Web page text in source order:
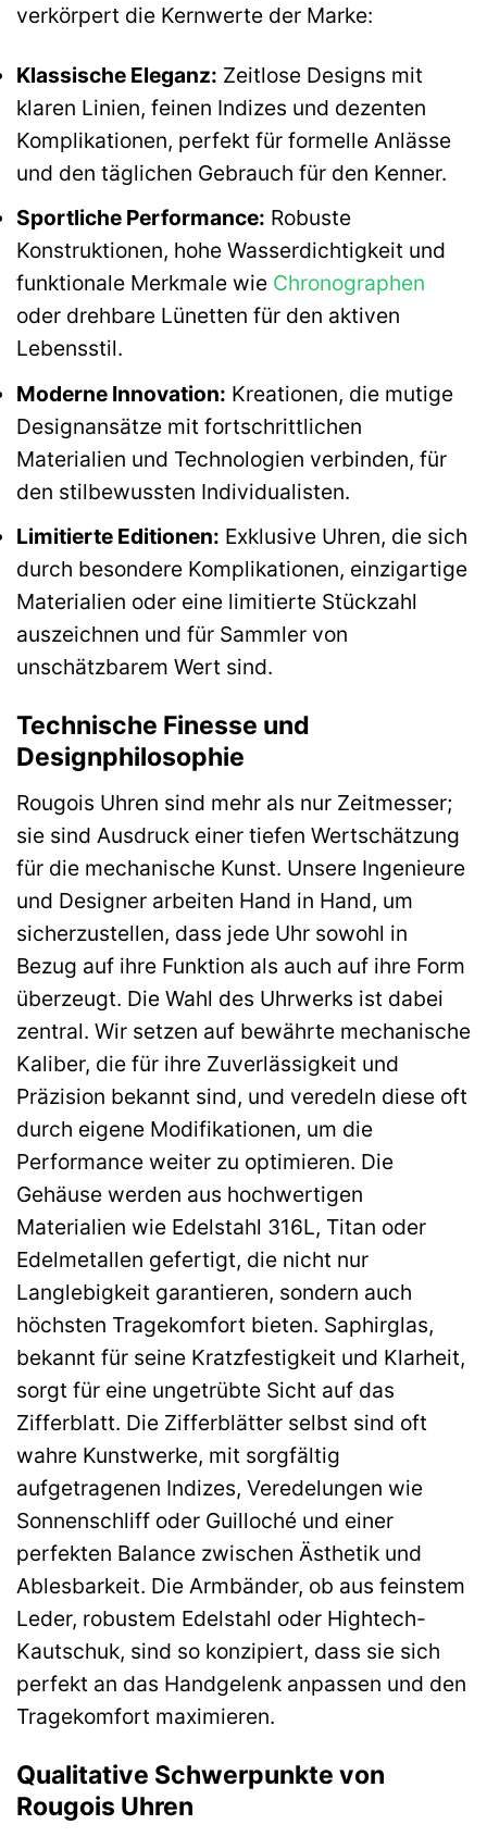
verkörpert die Kernwerte der Marke:
Klassische Eleganz: Zeitlose Designs mit
klaren Linien, feinen Indizes und dezenten
Komplikationen, perfekt für formelle Anlässe
und den täglichen Gebrauch für den Kenner.
Sportliche Performance: Robuste
Konstruktionen, hohe Wasserdichtigkeit und
funktionale Merkmale wie Chronographen
oder drehbare Lünetten für den aktiven
Lebensstil.
Moderne Innovation: Kreationen, die mutige
Designansätze mit fortschrittlichen
Materialien und Technologien verbinden, für
den stilbewussten Individualisten.
Limitierte Editionen: Exklusive Uhren, die sich
durch besondere Komplikationen, einzigartige
Materialien oder eine limitierte Stückzahl
auszeichnen und für Sammler von
unschätzbarem Wert sind.
Technische Finesse und
Designphilosophie
Rougois Uhren sind mehr als nur Zeitmesser;
sie sind Ausdruck einer tiefen Wertschätzung
für die mechanische Kunst. Unsere Ingenieure
und Designer arbeiten Hand in Hand, um
sicherzustellen, dass jede Uhr sowohl in
Bezug auf ihre Funktion als auch auf ihre Form
überzeugt. Die Wahl des Uhrwerks ist dabei
zentral. Wir setzen auf bewährte mechanische
Kaliber, die für ihre Zuverlässigkeit und
Präzision bekannt sind, und veredeln diese oft
durch eigene Modifikationen, um die
Performance weiter zu optimieren. Die
Gehäuse werden aus hochwertigen
Materialien wie Edelstahl 316L, Titan oder
Edelmetallen gefertigt, die nicht nur
Langlebigkeit garantieren, sondern auch
höchsten Tragekomfort bieten. Saphirglas,
bekannt für seine Kratzfestigkeit und Klarheit,
sorgt für eine ungetrübte Sicht auf das
Zifferblatt. Die Zifferblätter selbst sind oft
wahre Kunstwerke, mit sorgfältig
aufgetragenen Indizes, Veredelungen wie
Sonnenschliff oder Guilloché und einer
perfekten Balance zwischen Ästhetik und
Ablesbarkeit. Die Armbänder, ob aus feinstem
Leder, robustem Edelstahl oder Hightech-
Kautschuk, sind so konzipiert, dass sie sich
perfekt an das Handgelenk anpassen und den
Tragekomfort maximieren.
Qualitative Schwerpunkte von
Rougois Uhren